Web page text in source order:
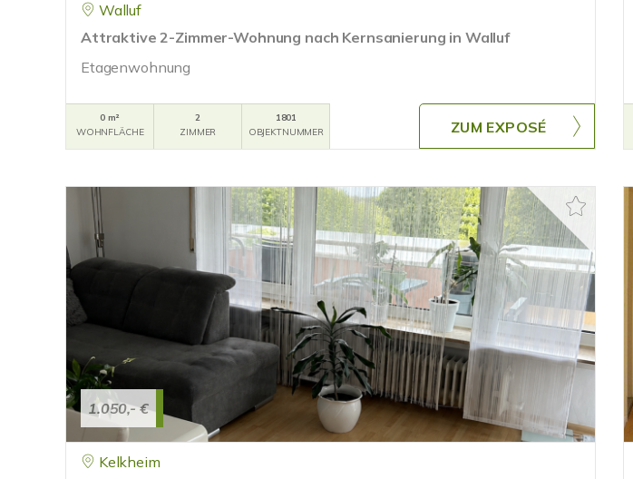
Walluf
Attraktive 2-Zimmer-Wohnung nach Kernsanierung in Walluf
Etagenwohnung
0 m²
WOHNFLÄCHE
2
ZIMMER
1801
OBJEKTNUMMER
ZUM EXPOSÉ
1.050,- €
Kelkheim